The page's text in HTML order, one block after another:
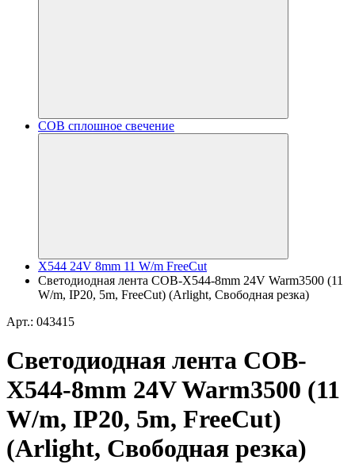
COB сплошное свечение
X544 24V 8mm 11 W/m FreeCut
Светодиодная лента COB-X544-8mm 24V Warm3500 (11
W/m, IP20, 5m, FreeCut) (Arlight, Свободная резка)
Арт.: 043415
Светодиодная лента COB-
X544-8mm 24V Warm3500 (11
W/m, IP20, 5m, FreeCut)
(Arlight, Свободная резка)